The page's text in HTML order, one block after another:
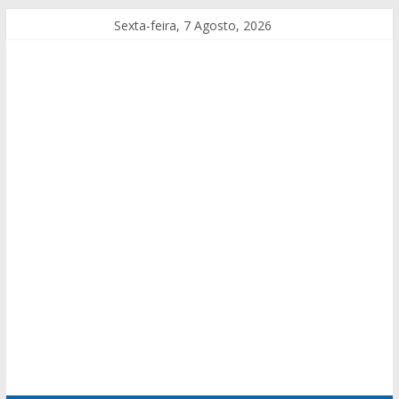
Sexta-feira, 7 Agosto, 2026